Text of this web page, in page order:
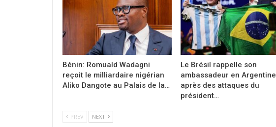
Bénin: Romuald Wadagni
reçoit le milliardaire nigérian
Aliko Dangote au Palais de la…
Le Brésil rappelle son
ambassadeur en Argentine
après des attaques du
président…
PREV NEXT